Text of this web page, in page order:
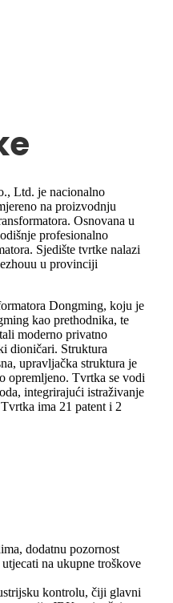
Ltd. je nacionalno
na proizvodnju
Osnovana u
profesionalno
Sjedište tvrtke nalazi
u provinciji
Dongming, koju je
kao prethodnika, te
moderno privatno
dioničari. Struktura
upravljačka struktura je
opremljeno. Tvrtka se vodi
integrirajući istraživanje
ima 21 patent i 2
dodatnu pozornost
na ukupne troškove
kontrolu, čiji glavni